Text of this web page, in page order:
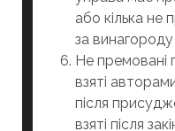
або кілька не
за винагороду
Не премовані
взяті
після
взяті після